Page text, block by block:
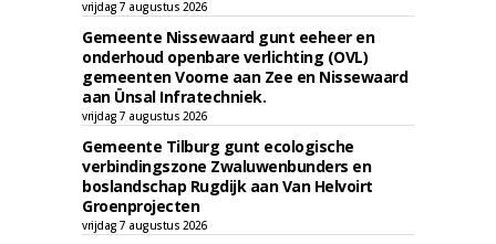
vrijdag 7 augustus 2026
Gemeente Nissewaard gunt eeheer en
onderhoud openbare verlichting (OVL)
gemeenten Voorne aan Zee en Nissewaard
aan Ünsal Infratechniek.
vrijdag 7 augustus 2026
Gemeente Tilburg gunt ecologische
verbindingszone Zwaluwenbunders en
boslandschap Rugdijk aan Van Helvoirt
Groenprojecten
vrijdag 7 augustus 2026